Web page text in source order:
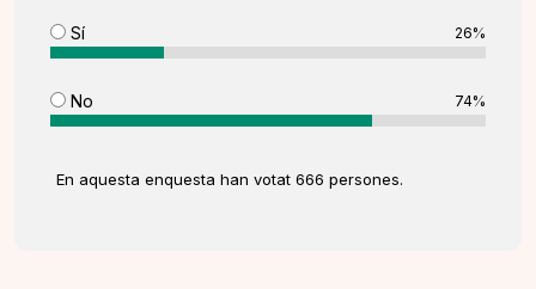
Sí 26%
No 74%
En aquesta enquesta han votat 666 persones.